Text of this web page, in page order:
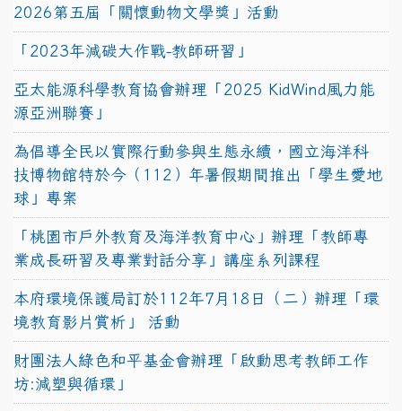
2026第五屆「關懷動物文學獎」活動
「2023年減碳大作戰-教師研習」
亞太能源科學教育協會辦理「2025 KidWind風力能
源亞洲聯賽」
為倡導全民以實際行動參與生態永續，國立海洋科
技博物館特於今（112）年暑假期間推出「學生愛地
球」專案
「桃園市戶外教育及海洋教育中心」辦理「教師專
業成長研習及專業對話分享」講座系列課程
本府環境保護局訂於112年7月18日（二）辦理「環
境教育影片賞析」 活動
財團法人綠色和平基金會辦理「啟動思考教師工作
坊:減塑與循環」